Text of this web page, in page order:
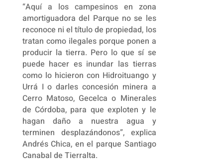
“Aquí a los campesinos en zona
amortiguadora del Parque no se les
reconoce ni el título de propiedad, los
tratan como ilegales porque ponen a
producir la tierra. Pero lo que sí se
puede hacer es inundar las tierras
como lo hicieron con Hidroituango y
Urrá I o darles concesión minera a
Cerro Matoso, Gecelca o Minerales
de Córdoba, para que exploten y le
hagan daño a nuestra agua y
terminen desplazándonos”, explica
Andrés Chica, en el parque Santiago
Canabal de Tierralta.